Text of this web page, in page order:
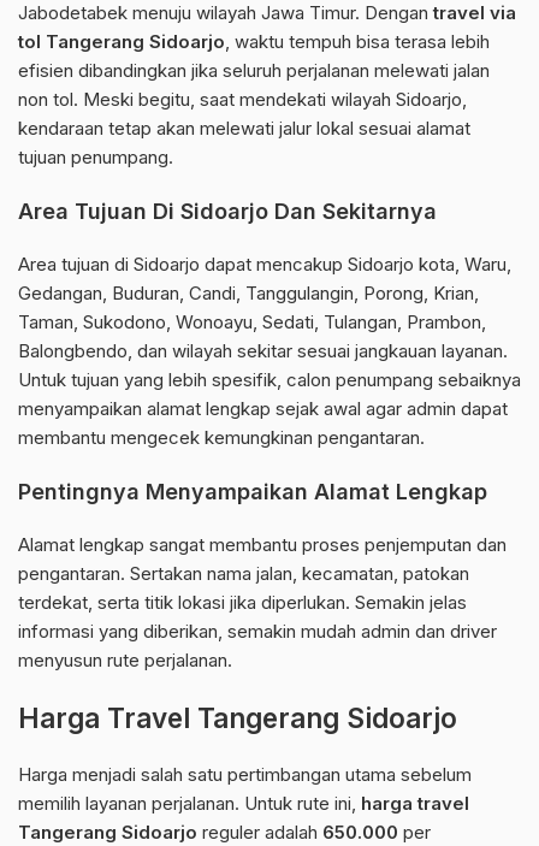
Jabodetabek menuju wilayah Jawa Timur. Dengantravel via
tol Tangerang Sidoarjo, waktu tempuh bisa terasa lebih
efisien dibandingkan jika seluruh perjalanan melewati jalan
non tol. Meski begitu, saat mendekati wilayah Sidoarjo,
kendaraan tetap akan melewati jalur lokal sesuai alamat
tujuan penumpang.
Area Tujuan Di Sidoarjo Dan Sekitarnya
Area tujuan di Sidoarjo dapat mencakup Sidoarjo kota, Waru,
Gedangan, Buduran, Candi, Tanggulangin, Porong, Krian,
Taman, Sukodono, Wonoayu, Sedati, Tulangan, Prambon,
Balongbendo, dan wilayah sekitar sesuai jangkauan layanan.
Untuk tujuan yang lebih spesifik, calon penumpang sebaiknya
menyampaikan alamat lengkap sejak awal agar admin dapat
membantu mengecek kemungkinan pengantaran.
Pentingnya Menyampaikan Alamat Lengkap
Alamat lengkap sangat membantu proses penjemputan dan
pengantaran. Sertakan nama jalan, kecamatan, patokan
terdekat, serta titik lokasi jika diperlukan. Semakin jelas
informasi yang diberikan, semakin mudah admin dan driver
menyusun rute perjalanan.
Harga Travel Tangerang Sidoarjo
Harga menjadi salah satu pertimbangan utama sebelum
memilih layanan perjalanan. Untuk rute ini, harga travel
Tangerang Sidoarjo reguler adalah 650.000 per